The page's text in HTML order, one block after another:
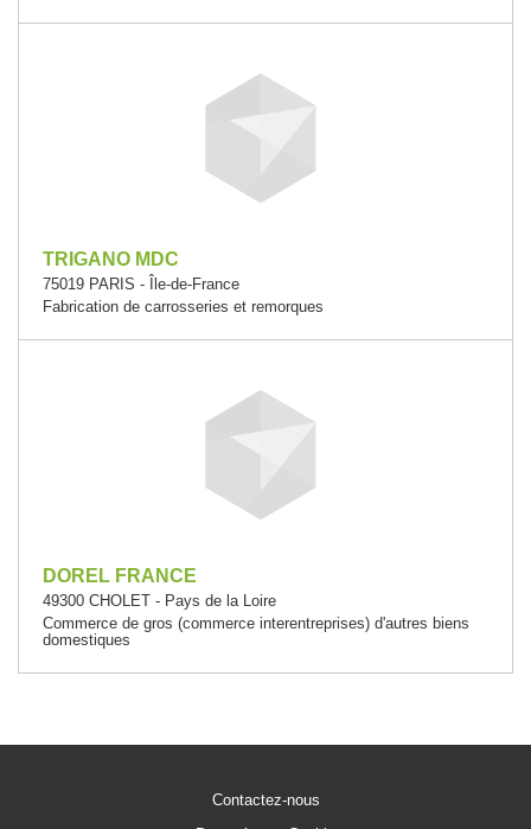
TRIGANO MDC
75019 PARIS - Île-de-France
Fabrication de carrosseries et remorques
DOREL FRANCE
49300 CHOLET - Pays de la Loire
Commerce de gros (commerce interentreprises) d'autres biens
domestiques
Contactez-nous